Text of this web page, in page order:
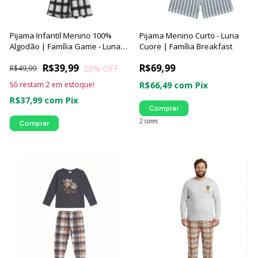
Pijama Infantil Menino 100%
Algodão | Família Game - Luna
R$39,99
R$49,99 20% OFF
R$37,99 com Pix
Só restam 2 em estoque!
Comprar
Pijama Menino Curto - Luna
Cuore | Família Breakfast
R$69,99
R$66,49 com Pix
2 cores
Comprar